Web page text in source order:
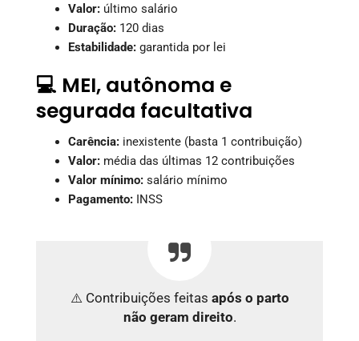
Valor: último salário
Duração: 120 dias
Estabilidade: garantida por lei
💻 MEI, autônoma e
segurada facultativa
Carência: inexistente (basta 1 contribuição)
Valor: média das últimas 12 contribuições
Valor mínimo: salário mínimo
Pagamento: INSS
⚠️ Contribuições feitas após o parto
não geram direito.